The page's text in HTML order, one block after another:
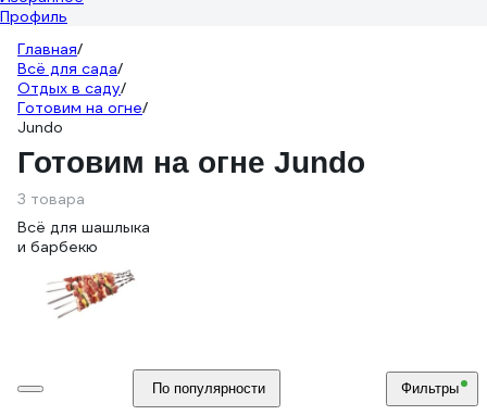
Профиль
Главная/
Всё для сада/
Отдых в саду/
Готовим на огне/
Jundo
Готовим на огне Jundo
3 товара
Всё для шашлыка
и барбекю
По популярности Фильтры